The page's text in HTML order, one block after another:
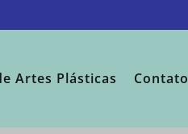
Artes Plásticas Contato